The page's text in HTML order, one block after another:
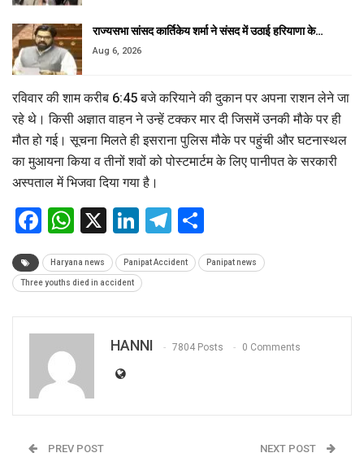
राज्यसभा सांसद कार्तिकेय शर्मा ने संसद में उठाई हरियाणा के…
Aug 6, 2026
रविवार की शाम करीब 6:45 बजे करियाने की दुकान पर अपना राशन लेने जा
रहे थे। किसी अज्ञात वाहन ने उन्हें टक्कर मार दी जिसमें उनकी मौके पर ही
मौत हो गई। सूचना मिलते ही इसराना पुलिस मौके पर पहुंची और घटनास्थल
का मुआयना किया व तीनों शवों को पोस्टमार्टम के लिए पानीपत के सरकारी
अस्पताल में भिजवा दिया गया है।
Facebook
WhatsApp
X LinkedIn
Telegram
Haryana news Panipat Accident Panipat news
Three youths died in accident
HANNI 7804 Posts 0 Comments
PREV POST NEXT POST